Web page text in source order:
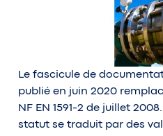
Le fascicule de
publié en juin 2020
NF EN 1591-2 de juillet
statut se traduit par des